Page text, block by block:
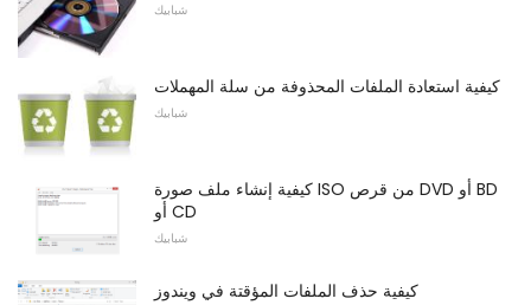
شبابيك
كيفية استعادة الملفات المحذوفة من سلة المهملات
شبابيك
كيفية إنشاء ملف صورة ISO من قرص DVD أو BD
أو CD
شبابيك
كيفية حذف الملفات المؤقتة في ويندوز